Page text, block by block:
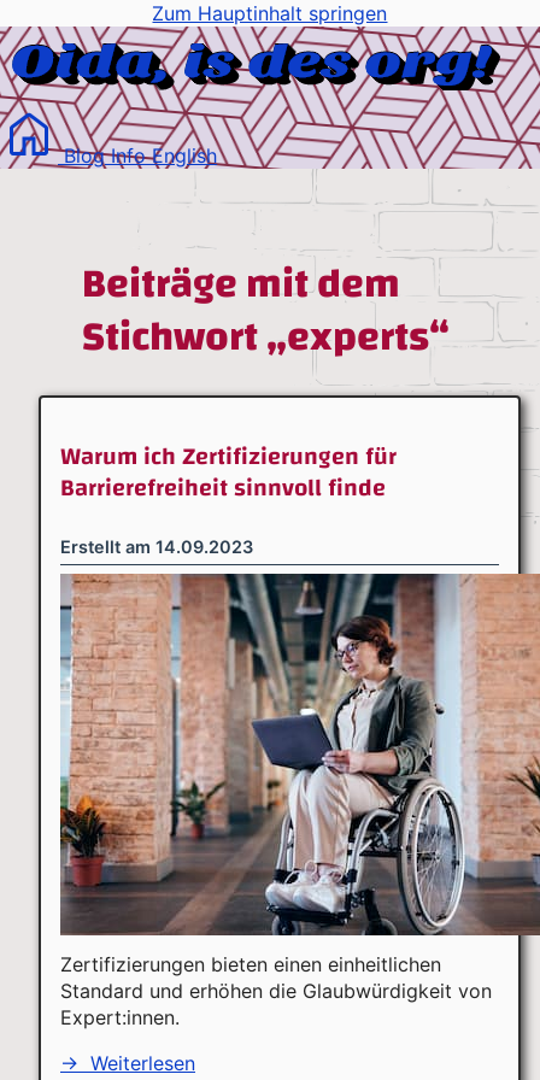
Zum Hauptinhalt springen
BlogInfoEnglish
Beiträge mit dem
Stichwort „experts“
Warum ich Zertifizierungen für
Barrierefreiheit sinnvoll finde
Erstellt am 14.09.2023
Zertifizierungen bieten einen einheitlichen
Standard und erhöhen die Glaubwürdigkeit von
Expert:innen.
→ Weiterlesen